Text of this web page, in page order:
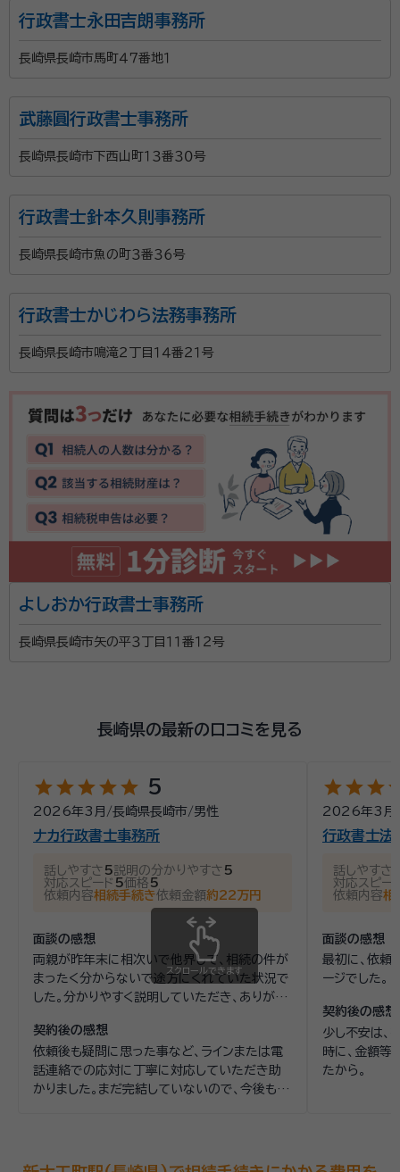
行政書士永田吉朗事務所
長崎県長崎市馬町４７番地１
武藤圓行政書士事務所
長崎県長崎市下西山町１３番３０号
行政書士針本久則事務所
長崎県長崎市魚の町３番３６号
行政書士かじわら法務事務所
長崎県長崎市鳴滝２丁目１４番２１号
よしおか行政書士事務所
長崎県長崎市矢の平３丁目１１番１２号
長崎県の最新の口コミを見る
starstarstarstarstar 5
2026年3月 /長崎県長崎市/男性
ナカ行政書士事務所
話しやすさ 5説明の分かりやすさ 5
対応スピード 5価格 5
依頼内容相続手続き依頼金額約22万円
面談の感想
両親が昨年末に相次いで他界して、相続の件が
まったく分からないで途方にくれていた状況で
した。分かりやすく説明していただき、ありがた
契約後の感想
依頼後も疑問に思った事など、ラインまたは電
話連絡での応対に丁寧に対応していただき助
かりました。まだ完結していないので、今後もよ
starstarstar
2026年3月
行政書士法
話しやすさ
対応スピー
依頼内容相
面談の感想
最初に、依頼
ージでした｡
契約後の感想
少し不安は、
時に、金額等
たから。
スクロールできます